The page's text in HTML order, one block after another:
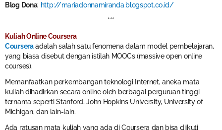
Blog Dona: http://mariadonnamiranda.blogspot.co.id/
***
Kuliah Online Coursera
Coursera adalah salah satu fenomena dalam model pembelajaran,
yang biasa disebut dengan istilah MOOCs (massive open online
courses).
Memanfaatkan perkembangan teknologi Internet, aneka mata
kuliah dihadirkan secara online oleh berbagai perguruan tinggi
ternama seperti Stanford, John Hopkins University, University of
Michigan, dan lain-lain.
Ada ratusan mata kuliah yang ada di Coursera dan bisa diikuti